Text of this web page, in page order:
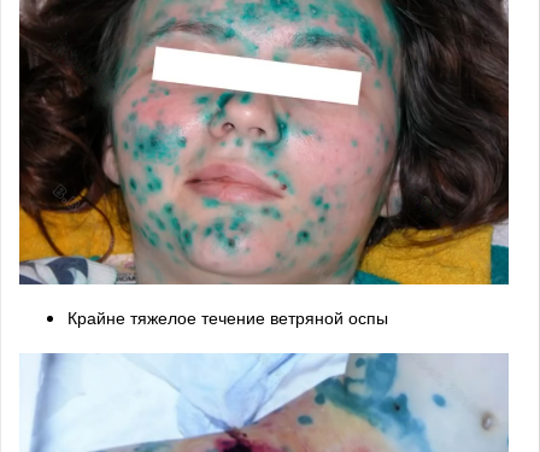
Крайне тяжелое течение ветряной оспы